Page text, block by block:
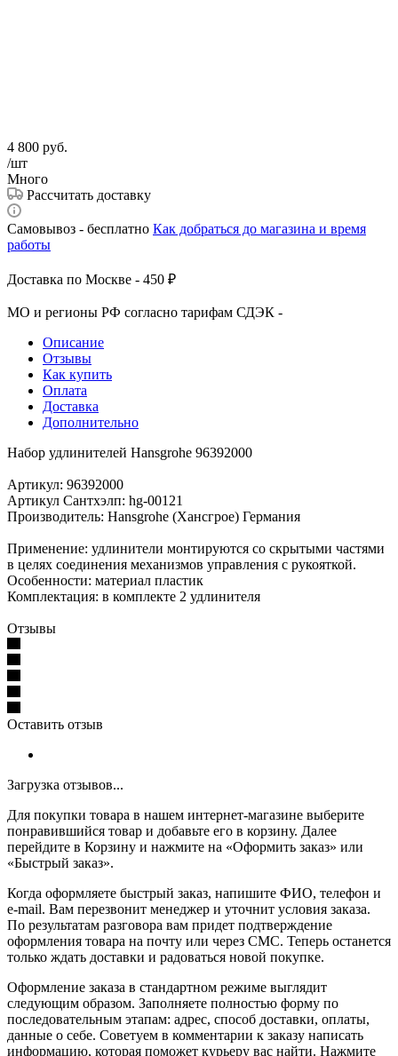
4 800 руб.
/шт
Много
Рассчитать доставку
Самовывоз - бесплатно Как добраться до магазина и время
работы
Доставка по Москве - 450 ₽
МО и регионы РФ согласно тарифам СДЭК -
Описание
Отзывы
Как купить
Оплата
Доставка
Дополнительно
Набор удлинителей Hansgrohe 96392000
Артикул: 96392000
Артикул Сантхэлп: hg-00121
Производитель: Hansgrohe (Хансгрое) Германия
Применение: удлинители монтируются со скрытыми частями
в целях соединения механизмов управления с рукояткой.
Особенности: материал пластик
Комплектация: в комплекте 2 удлинителя
Отзывы
Оставить отзыв
Загрузка отзывов...
Для покупки товара в нашем интернет-магазине выберите
понравившийся товар и добавьте его в корзину. Далее
перейдите в Корзину и нажмите на «Оформить заказ» или
«Быстрый заказ».
Когда оформляете быстрый заказ, напишите ФИО, телефон и
e-mail. Вам перезвонит менеджер и уточнит условия заказа.
По результатам разговора вам придет подтверждение
оформления товара на почту или через СМС. Теперь останется
только ждать доставки и радоваться новой покупке.
Оформление заказа в стандартном режиме выглядит
следующим образом. Заполняете полностью форму по
последовательным этапам: адрес, способ доставки, оплаты,
данные о себе. Советуем в комментарии к заказу написать
информацию, которая поможет курьеру вас найти. Нажмите